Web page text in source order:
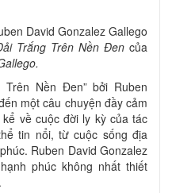
David Gonzalez Gallego
Trắng Trên Nền Đencủa
Trên Nền Đen” bởi Ruben
một câu chuyện đầy cảm
về cuộc đời ly kỳ của tác
tin nổi, từ cuộc sống địa
Ruben David Gonzalez
phúc không nhất thiết